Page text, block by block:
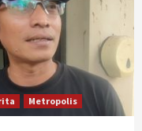
Metropolis